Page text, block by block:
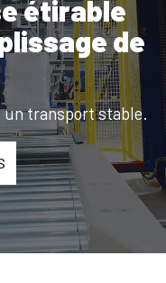
étirable
de
un transport stable.